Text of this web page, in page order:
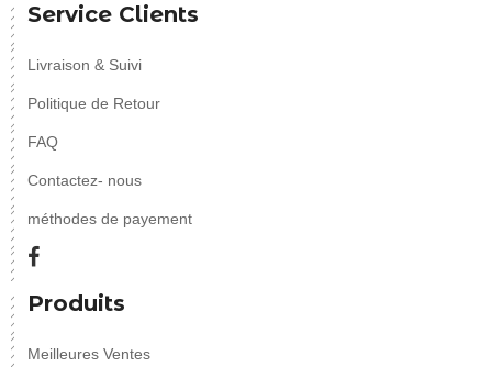
Service Clients
Livraison & Suivi
Politique de Retour
FAQ
Contactez- nous
méthodes de payement
Produits
Meilleures Ventes